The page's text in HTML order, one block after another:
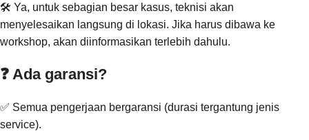
🛠️ Ya, untuk sebagian besar kasus, teknisi akan
menyelesaikan langsung di lokasi. Jika harus dibawa ke
workshop, akan diinformasikan terlebih dahulu.
❓ Ada garansi?
✅ Semua pengerjaan bergaransi (durasi tergantung jenis
service).